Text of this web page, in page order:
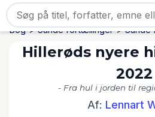
Bog Sande fortællinger Sande
Hillerøds nyere
2022
- Fra hul i jorden til
Af: Lennart